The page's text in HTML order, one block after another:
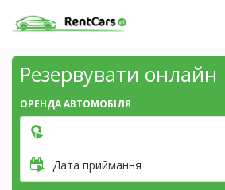
Резервувати онлайн
ОРЕНДА АВТОМОБІЛЯ
Дата приймання